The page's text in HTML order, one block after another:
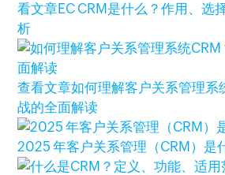
看文章EC CRM是什么？作用、选
析
查看文章如何理解客户关系管理系
战的全面解读
2025 年客户关系管理（CRM）是